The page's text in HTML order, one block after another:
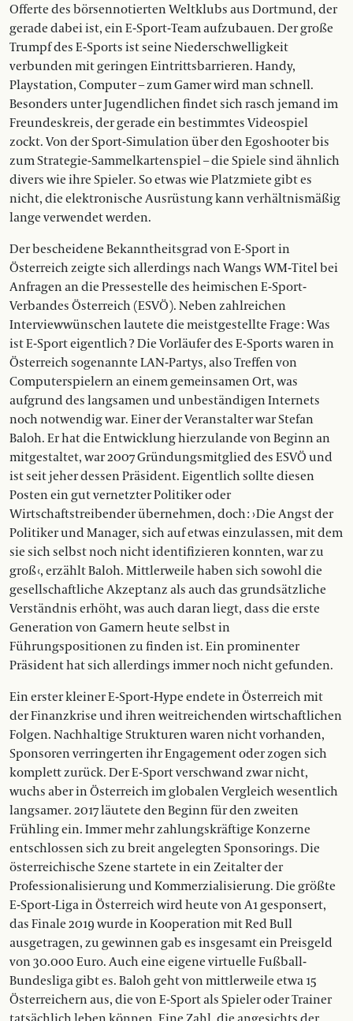
Offerte des börsennotierten Weltklubs aus Dortmund, der
gerade dabei ist, ein E-Sport-Team aufzubauen. Der große
Trumpf des E-Sports ist seine Niederschwelligkeit
verbunden mit geringen Eintrittsbar­rieren. Handy,
Playstation, Computer – zum Gamer wird man schnell.
Besonders unter Jugendlichen findet sich rasch jemand im
Freundeskreis, der gerade ein bestimmtes Videospiel
zockt. Von der Sport-Simulation über den Ego­shooter bis
zum Strategie-Sammelkartenspiel – die Spiele sind ähnlich
divers wie ihre Spieler. So etwas wie Platzmiete gibt es
nicht, die elektronische Ausrüstung kann verhältnismäßig
lange verwendet werden.
Der bescheidene Bekanntheitsgrad von E-Sport in
Österreich zeigte sich allerdings nach Wangs WM-Titel bei
Anfragen an die Pressestelle des heimischen E-Sport-
Verbandes Österreich (ESVÖ). Neben zahlreichen
Interviewwünschen lautete die meistgestellte Frage : Was
ist E-Sport eigentlich ? Die Vorläufer des E-Sports waren in
Österreich sogenannte LAN-Partys, also Treffen von
Computerspielern an einem gemeinsamen Ort, was
aufgrund des langsamen und unbeständigen Internets
noch notwendig war. Einer der Veranstalter war Stefan
Baloh. Er hat die Entwicklung hierzulande von Beginn an
mitgestaltet, war 2007 Gründungsmitglied des ESVÖ und
ist seit jeher dessen Präsident. Eigentlich sollte diesen
Posten ein gut vernetzter Politiker oder
Wirtschaftstreibender übernehmen, doch : › Die Angst der
Politiker und Manager, sich auf etwas einzulassen, mit dem
sie sich selbst noch nicht identifizieren konnten, war zu
groß ‹, erzählt Baloh. Mittlerweile haben sich sowohl die
gesellschaftliche Akzeptanz als auch das grundsätzliche
Verständnis erhöht, was auch daran liegt, dass die erste
Generation von Gamern heute selbst in
Führungspositionen zu finden ist. Ein prominenter
Präsident hat sich allerdings immer noch nicht gefunden.
Ein erster kleiner E-Sport-Hype endete in Österreich mit
der Finanzkrise und ihren weitreichenden wirtschaft­lichen
Folgen. Nachhaltige Strukturen waren nicht vorhanden,
Sponsoren verringerten ihr Engagement oder zogen sich
komplett zurück. Der E-Sport verschwand zwar nicht,
wuchs aber in Österreich im globalen Vergleich wesentlich
langsamer. 2017 läutete den Beginn für den zweiten
Frühling ein. Immer mehr zahlungskräftige Konzerne
entschlossen sich zu breit angelegten Sponsorings. Die
österreichische Szene startete in ein Zeitalter der
Professionalisierung und Kommerzialisierung. Die größte
E-Sport-Liga in Österreich wird heute von A1 gesponsert,
das Finale 2019 wurde in Kooperation mit Red Bull
ausgetragen, zu gewinnen gab es insgesamt ein Preisgeld
von 30.000 Euro. Auch eine eigene virtuelle Fußball-
Bundesliga gibt es. Baloh geht von mittlerweile etwa 15
Österreichern aus, die von E-Sport als Spieler oder Trainer